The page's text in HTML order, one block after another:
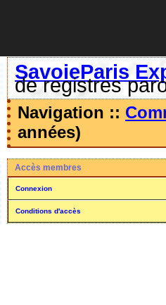
SavoieParis
de registres
Navigation ::
années)
Accès membres
Connexion
Conditions d'accès